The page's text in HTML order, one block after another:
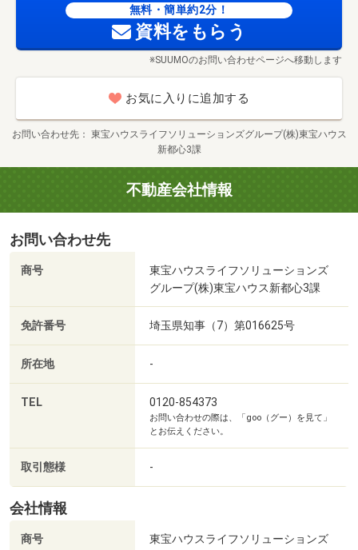
6）キッズコーナー、DVD鑑賞のご用意あります
株式会社東宝ハウス新都心
電話 ０１２０―８５４―３７３
■【病院】蓮田病院（約1000m・徒歩13分）
■【公園】金子供公園（約1200m・徒歩15分）
＊来店 or 待ち合わせ 選択下さい
◎下の青色ボタン【電話で問い合わせ】をタッチ
＊ご希望日時をご指定下さい
■事前に見学予約【ネット】の方法
◎上の赤色ボタン【見学予約（無料）】をタッチ
①見学希望日の【空欄】に2日後を入力
＊当日と翌日の入力はエラーになります
②その他【空欄】に見学希望日と時間を入力
＊例）１２月１日１０時 見学希望
＊全角で入力下さい
◎下のオレンジ色ボタン【資料請求（無料）】より
■ご来店の方法
【 株式会社東宝ハウス新都心 】
無料・簡単約2分！
資料をもらう
※SUUMOのお問い合わせページへ移動します
お気に入りに追加する
お問い合わせ先
東宝ハウスライフソリューションズグループ(株)東宝ハウス
新都心3課
不動産会社情報
お問い合わせ先
商号
東宝ハウスライフソリューションズ
グループ(株)東宝ハウス新都心3課
免許番号 埼玉県知事（7）第016625号
所在地 -
TEL 0120-854373
お問い合わせの際は、「goo（グー）を見て」
とお伝えください。
取引態様 -
会社情報
商号
東宝ハウスライフソリューションズ